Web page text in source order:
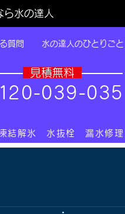
水の達人
質問 水の達人のひとりごと
​見積無料
1 20-039-035
結解氷 水抜栓 漏水修理